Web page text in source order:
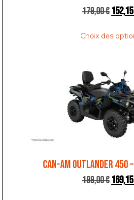
179,00€152,15
Choix des
CAN-AM OUTLANDER 450
199,00€169,15